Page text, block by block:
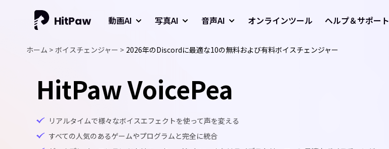
動画AI 写真AI 音声AI オンラインツール ヘルプ＆サポート
ホーム > ボイスチェンジャー > 2026年のDiscordに最適な10の無料および有料ボイスチェンジャー
HitPaw VoicePea
リアルタイムで様々なボイスエフェクトを使って声を変える
すべての人気のあるゲームやプログラムと完全に統合